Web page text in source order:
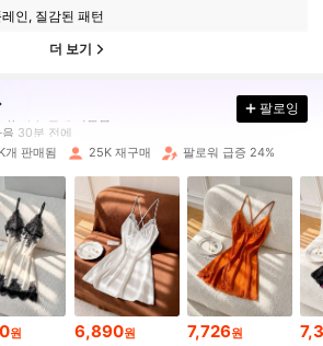
레인, 질감된 패턴
더 보기
30분 전에
팔로워
팔로워
팔로워
팔로잉
개 판매됨 25K 재구매 팔로워 급증 24%
원 6,890원 7,726원